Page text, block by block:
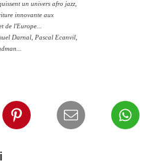
un univers afro jazz,
innovante aux
de l'Europe...
Darnal, Pascal Ecanvil,